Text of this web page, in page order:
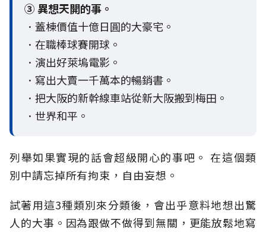
③ 異想天開的事。
．蓋棟價值十億日圓的大豪宅。
．在職棒球賽開球。
．演出好萊塢電影。
．寫出大賣一千萬本的暢銷書。
．把大阪的新幹線車站從新大阪搬到梅田。
．世界和平。
列舉如果實現的話會超級開心的事吧。 在這個類
別中請忘掉所有拘束，自由妄想。
試著用這3種類別來分類後，會出乎意料地想出驚
人的大事。因為跟做不做得到無關，更能放鬆地寫